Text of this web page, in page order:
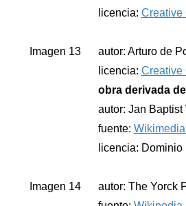
licencia: Creative
Imagen 13
autor: Arturo de
licencia: Creative
obra derivada
autor: Jan Baptist
fuente:
licencia:
Imagen 14
autor: The Yorck